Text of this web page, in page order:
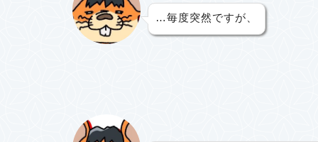
…毎度突然ですが、